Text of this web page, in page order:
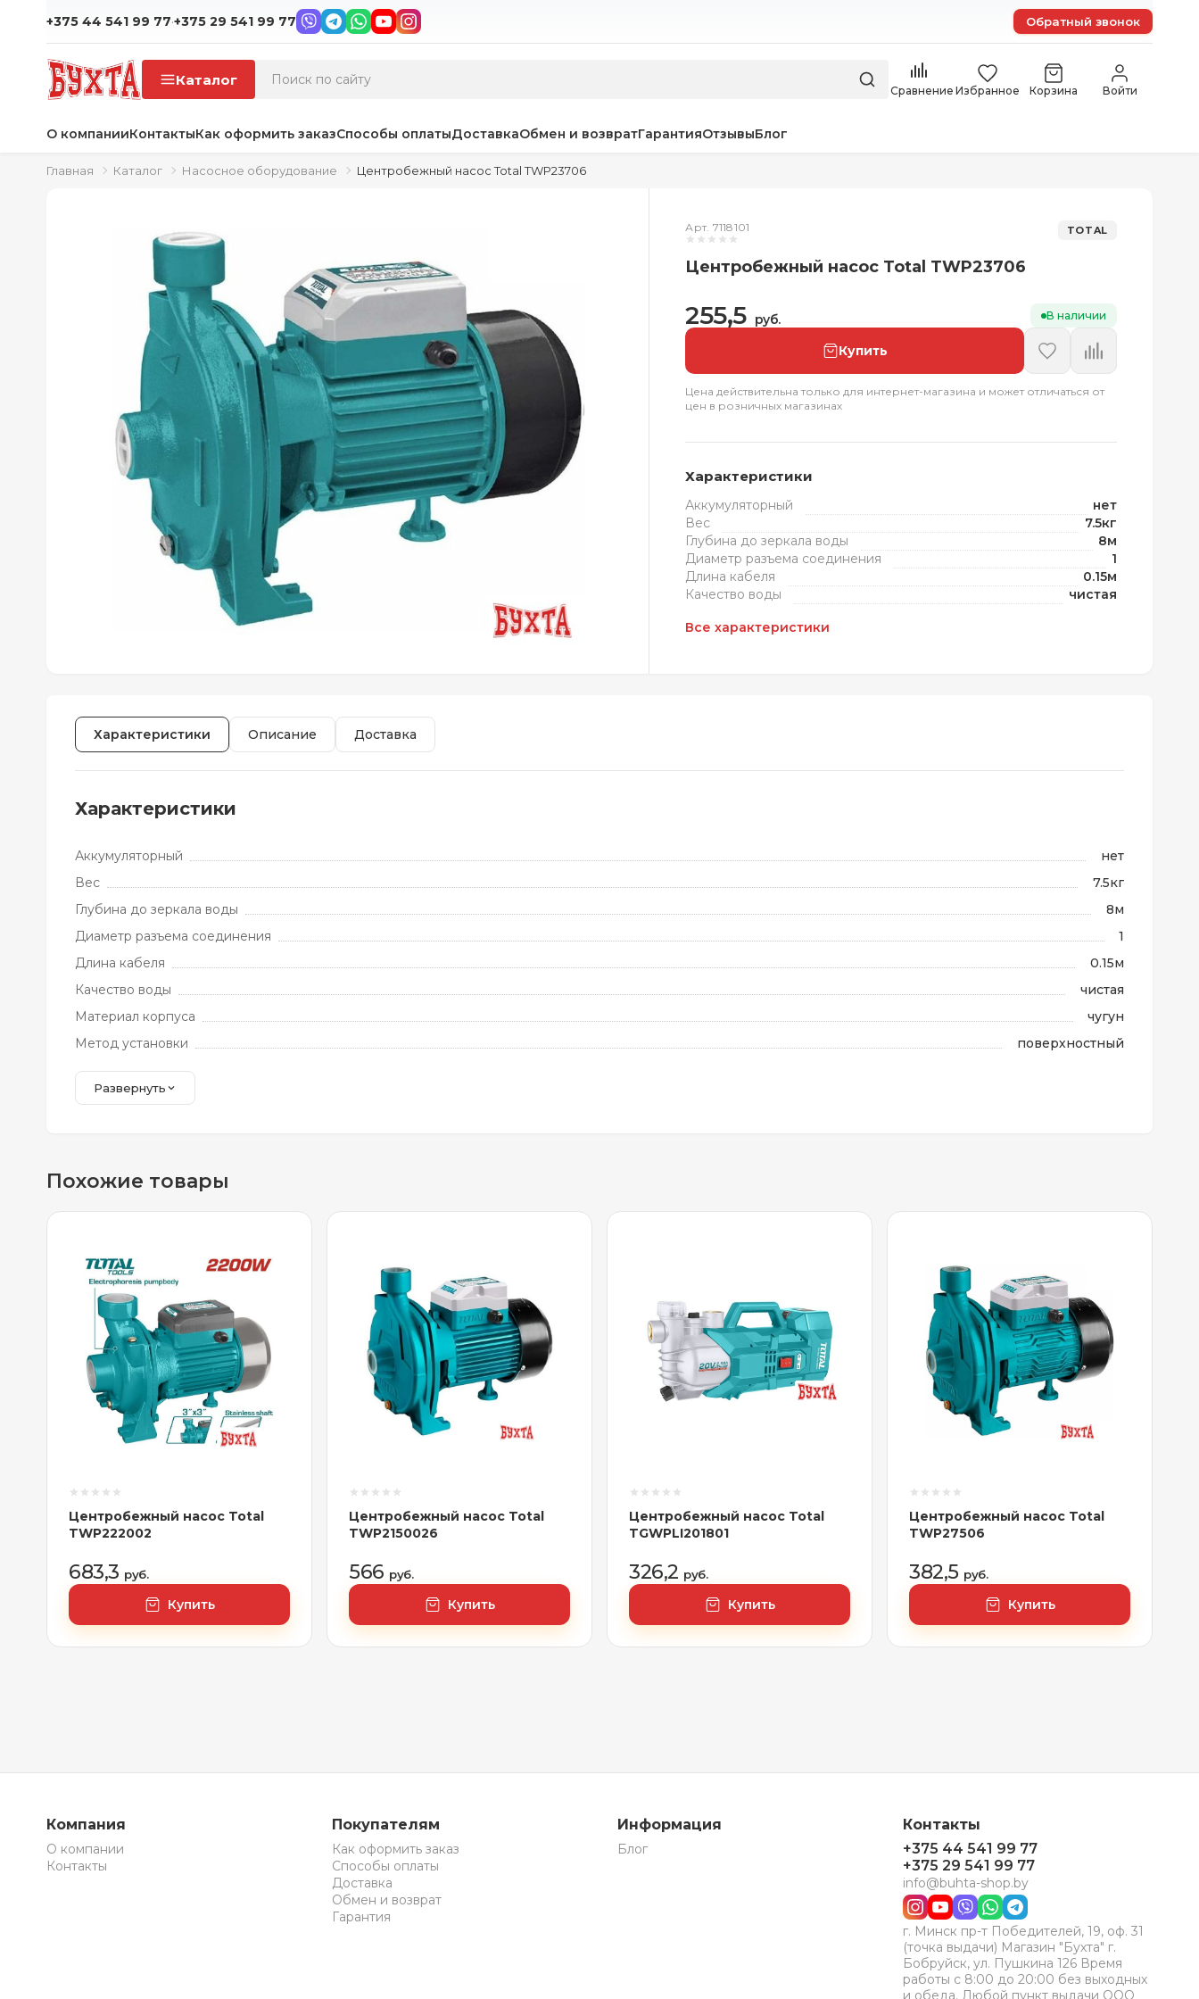
+375 44 541 99 77·+375 29 541 99 77 Обратный звонок
Каталог
Сравнение Избранное Корзина Войти
О компанииКонтактыКак оформить заказСпособы оплатыДоставкаОбмен и возвратГарантияОтзывыБлог
Главная Каталог Насосное оборудование Центробежный насос Total TWP23706
Арт. 7118101 TOTAL
Центробежный насос Total TWP23706
255,5 руб. В наличии
Купить
Цена действительна только для интернет-магазина и может отличаться от
цен в розничных магазинах
Характеристики
Аккумуляторный
нет
Вес
7.5кг
Глубина до зеркала воды
8м
Диаметр разъема соединения
1
Длина кабеля
0.15м
Качество воды
чистая
Все характеристики
Характеристики Описание Доставка
Характеристики
Аккумуляторный
нет
Вес
7.5кг
Глубина до зеркала воды
8м
Диаметр разъема соединения
1
Длина кабеля
0.15м
Качество воды
чистая
Материал корпуса
чугун
Метод установки
поверхностный
Развернуть
Похожие товары
Центробежный насос Total
TWP222002
683,3 руб.
Купить
Центробежный насос Total
TWP2150026
566 руб.
Купить
Центробежный насос Total
TGWPLI201801
326,2 руб.
Купить
Центробежный насос Total
TWP27506
382,5 руб.
Купить
Компания
О компании
Контакты
Покупателям
Как оформить заказ
Способы оплаты
Доставка
Обмен и возврат
Гарантия
Информация
Блог
Контакты
+375 44 541 99 77
+375 29 541 99 77
info@buhta-shop.by
г. Минск пр-т Победителей, 19, оф. 31
(точка выдачи) Магазин "Бухта" г.
Бобруйск, ул. Пушкина 126 Время
работы с 8:00 до 20:00 без выходных
и обеда. Любой пункт выдачи ООО